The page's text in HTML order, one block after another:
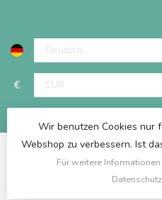
€
© Copyright
Wir benutzen Cookies nur
Webshop zu verbessern. Ist
Für weitere